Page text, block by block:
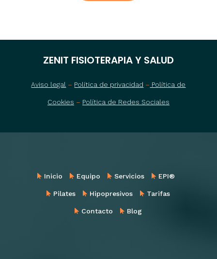
ZENIT FISIOTERAPIA Y SALUD
Aviso legal – Política de privacidad – Política de
Cookies – Política de Redes Sociales
Inicio Equipo Servicios EPI®
Pilates Hipopresivos Tarifas
Contacto Blog